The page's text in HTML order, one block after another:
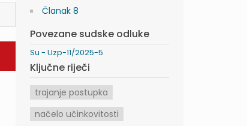
Članak 8
Povezane sudske odluke
Su - Uzp-11/2025-5
Ključne riječi
trajanje postupka
načelo učinkovitosti